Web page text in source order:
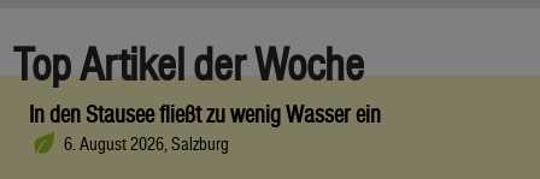
Top Artikel der Woche
In den Stausee fließt zu wenig Wasser ein
6. August 2026, Salzburg